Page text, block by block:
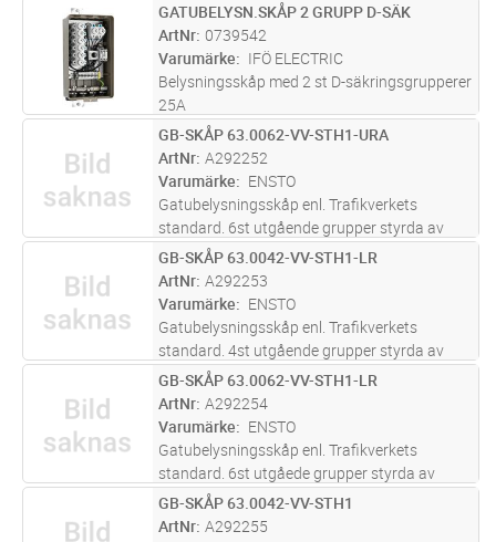
ST Lägg i kundvagn
GATUBELYSN.SKÅP 2 GRUPP D-SÄK
ArtNr 0739542
Varumärke
IFÖ ELECTRIC
Belysningsskåp med 2 st D-säkringsgrupperer
25A
ST Lägg i kundvagn
GB-SKÅP 63.0062-VV-STH1-URA
ArtNr A292252
Varumärke
ENSTO
Gatubelysningsskåp enl. Trafikverkets
standard. 6st utgående grupper styrda av
astronomiskt ur. 2st fasta grupper.
Varmförzinkad kapsling med inbyggt
fundament, Stockholmslås.
ST Lägg i kundvagn
GB-SKÅP 63.0042-VV-STH1-LR
ArtNr A292253
Varumärke
ENSTO
Gatubelysningsskåp enl. Trafikverkets
standard. 4st utgående grupper styrda av
ljusrelä med inbyggd sensor. 2st fasta
grupper. Varmförzinkad kapsling med inbyggt
fundament, Stockholmslås.
ST Lägg i kundvagn
GB-SKÅP 63.0062-VV-STH1-LR
ArtNr A292254
Varumärke
ENSTO
Gatubelysningsskåp enl. Trafikverkets
standard. 6st utgåede grupper styrda av
ljusrelä med inbyggd sensor. 2st fasta
grupper. Varmförzinkad kapsling med inbyggt
ST Lägg i kundvagn
GB-SKÅP 63.0042-VV-STH1
ArtNr A292255